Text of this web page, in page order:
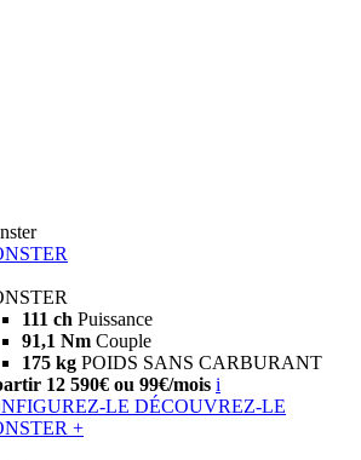
111 ch Puissance
91,1 Nm Couple
175 kg POIDS SANS CARBURANT
12 590€ ou 99€/mois i
LE DÉCOUVREZ-LE
+